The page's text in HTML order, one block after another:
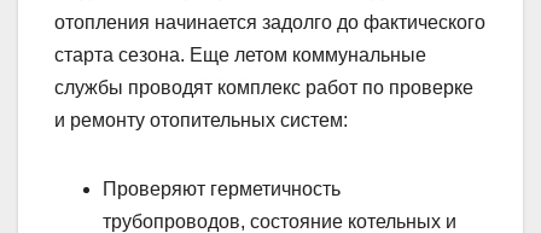
отопления начинается задолго до фактического
старта сезона. Еще летом коммунальные
службы проводят комплекс работ по проверке
и ремонту отопительных систем:
Проверяют герметичность
трубопроводов, состояние котельных и